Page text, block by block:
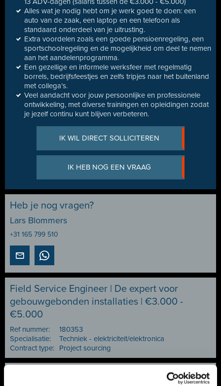
Alles wat je nodig hebt om je werk goed te doen: een
auto van de zaak, een laptop en een telefoon als
standaard onderdeel van je uitrusting.
Extra voordelen zoals een goede pensioenregeling, een
sportschoolregeling en de mogelijkheid om deel te nemen
aan het aandelenprogramma.
Een gezellige en informele werksfeer met regelmatig
borrels, bedrijfsfeestjes en zelfs tripjes naar het buitenland
met collega’s.
Veel aandacht voor jouw persoonlijke en professionele
ontwikkeling, met diverse trainingen en opleidingen zodat
je jezelf continu kunt blijven verbeteren.
IK WIL DIRECT SOLLICITEREN
IK HEB NOG EEN VRAAG
Heb je nog vragen?
Lars Blommers
+31 165 799 510
Field Service Engineer | De expert voor
gebouwgebonden installaties | €3.000 -
€5.000
Ref nummer:
180353
Specialisatie:
Techniek - elektriciteit/elektronica
Contract type:
Project sourcing